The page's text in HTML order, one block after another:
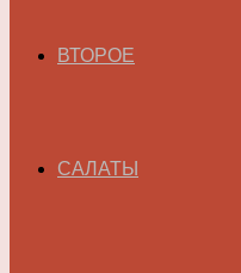
ВТОРОЕ
САЛАТЫ